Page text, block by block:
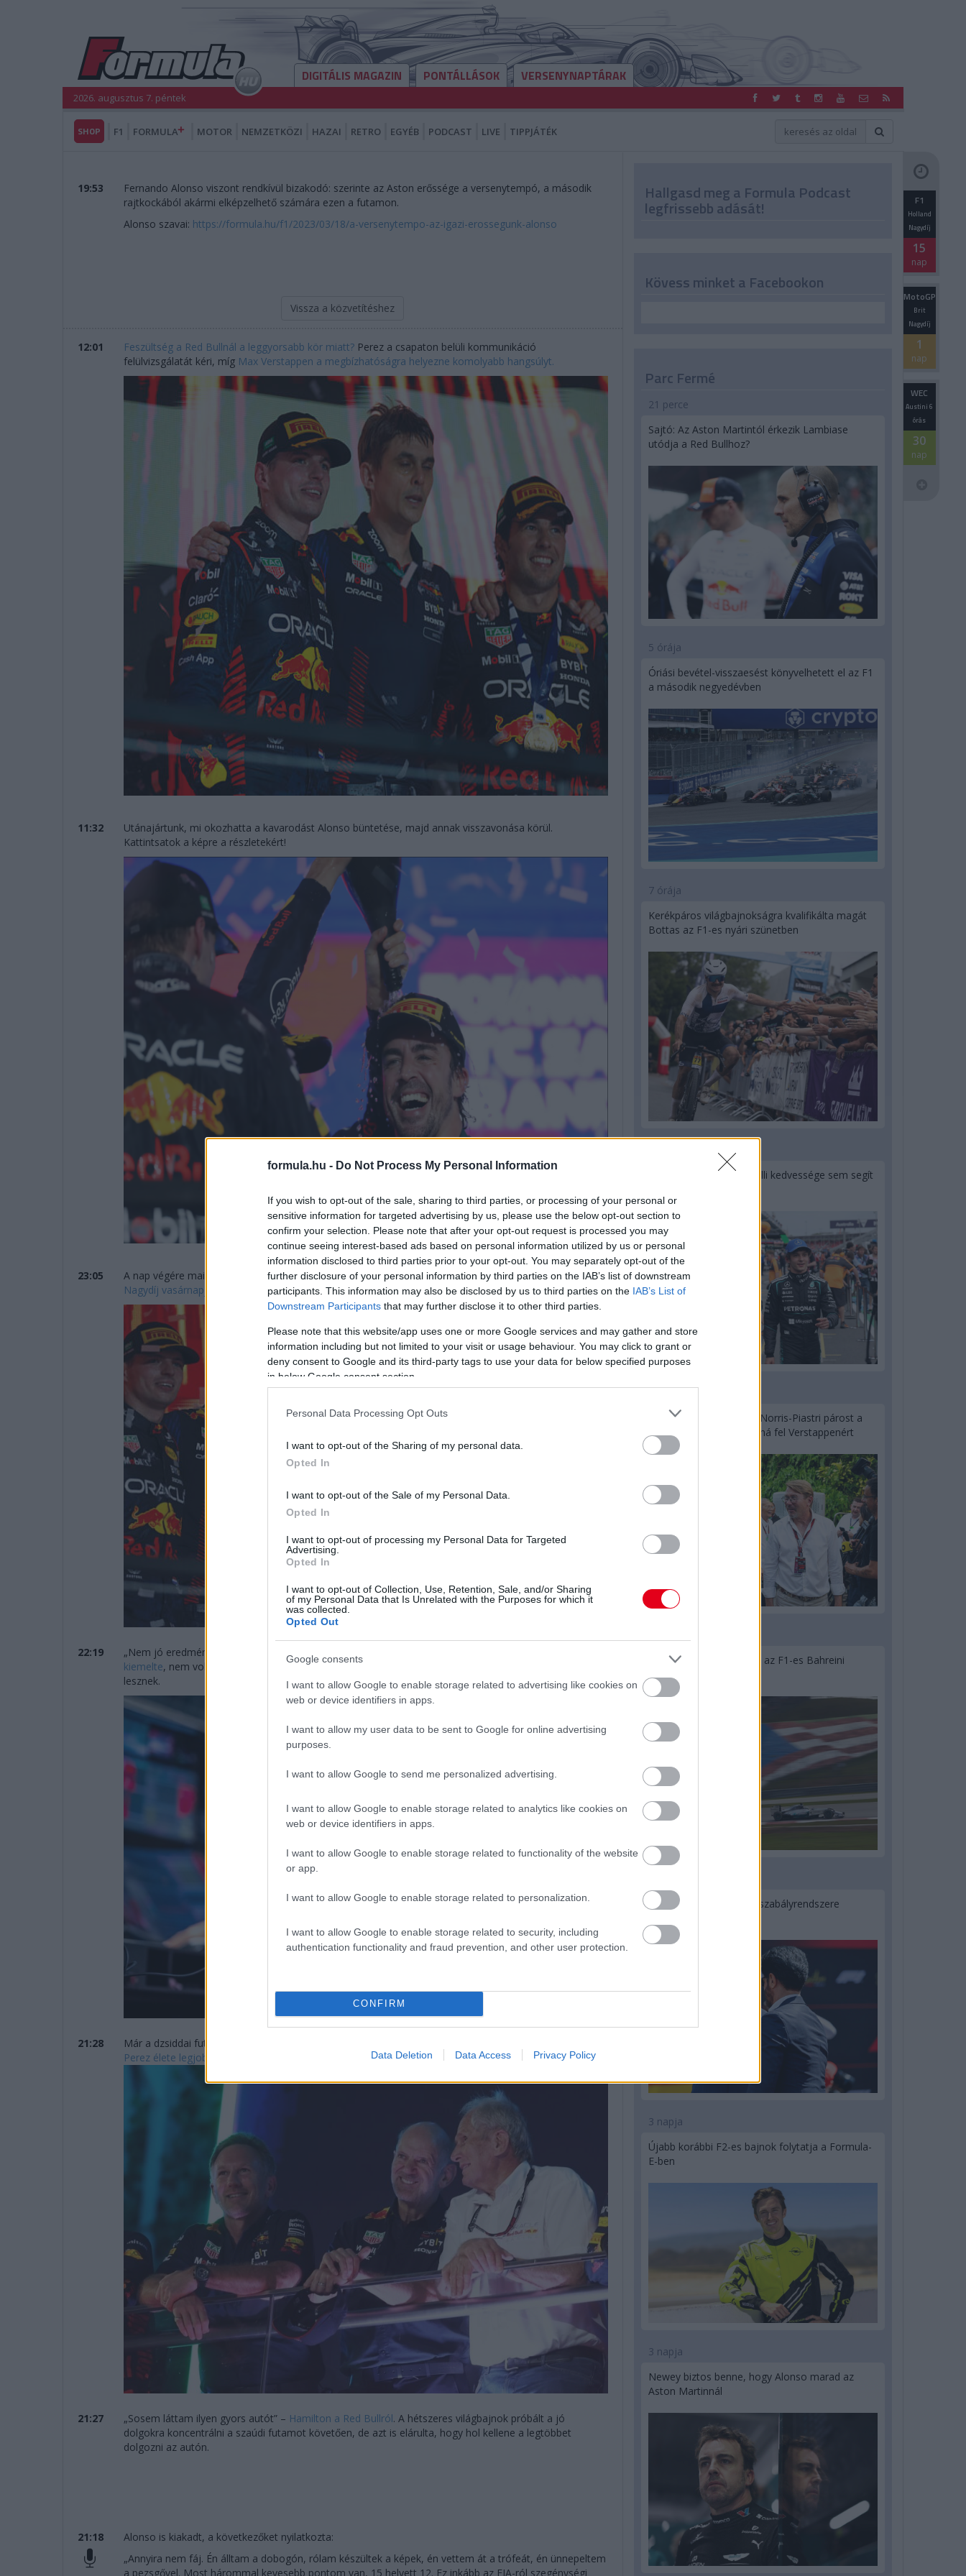
formula.hu - Do Not Process My Personal Information
If you wish to opt-out of the sale, sharing to third parties, or processing of your personal or
sensitive information for targeted advertising by us, please use the below opt-out section to
confirm your selection. Please note that after your opt-out request is processed you may
continue seeing interest-based ads based on personal information utilized by us or personal
information disclosed to third parties prior to your opt-out. You may separately opt-out of the
further disclosure of your personal information by third parties on the IAB’s list of downstream
participants. This information may also be disclosed by us to third parties on the IAB’s List of
Downstream Participants that may further disclose it to other third parties.
Please note that this website/app uses one or more Google services and may gather and store
information including but not limited to your visit or usage behaviour. You may click to grant or
deny consent to Google and its third-party tags to use your data for below specified purposes
in below Google consent section.
Personal Data Processing Opt Outs
I want to opt-out of the Sharing of my personal data.
Opted In
I want to opt-out of the Sale of my Personal Data.
Opted In
I want to opt-out of processing my Personal Data for Targeted
Advertising.
Opted In
I want to opt-out of Collection, Use, Retention, Sale, and/or Sharing
of my Personal Data that Is Unrelated with the Purposes for which it
was collected.
Opted Out
Google consents
I want to allow Google to enable storage related to advertising like cookies on
web or device identifiers in apps.
I want to allow my user data to be sent to Google for online advertising
purposes.
I want to allow Google to send me personalized advertising.
I want to allow Google to enable storage related to analytics like cookies on
web or device identifiers in apps.
I want to allow Google to enable storage related to functionality of the website
or app.
I want to allow Google to enable storage related to personalization.
I want to allow Google to enable storage related to security, including
authentication functionality and fraud prevention, and other user protection.
CONFIRM
Data Deletion Data Access Privacy Policy
DIGITÁLIS MAGAZIN PONTÁLLÁSOK VERSENYNAPTÁRAK
2026. augusztus 7. péntek
SHOP F1 FORMULA MOTOR NEMZETKÖZI HAZAI RETRO EGYÉB PODCAST LIVE TIPPJÁTÉK
19:53
Fernando Alonso viszont rendkívül bizakodó: szerinte az Aston erőssége a versenytempó, a második
rajtkockából akármi elképzelhető számára ezen a futamon.
Alonso szavai: https://formula.hu/f1/2023/03/18/a-versenytempo-az-igazi-erossegunk-alonso
Vissza a közvetítéshez
12:01 Feszültség a Red Bullnál a leggyorsabb kör miatt?Perez a csapaton belüli kommunikáció
felülvizsgálatát kéri, míg Max Verstappen a megbízhatóságra helyezne komolyabb hangsúlyt.
11:32
Utánajártunk, mi okozhatta a kavarodást Alonso büntetése, majd annak visszavonása körül.
Kattintsatok a képre a részletekért!
23:05 A nap végére mai hírösszefoglalónkat ajánljuk:itt megtaláljátok, mi minden történt a Szaúd-arábiai
Nagydíj vasárnapján!
22:19 „Nem jó eredmény” – összegezte tökéletesen a Ferrari szaúdi versenyét Vasseur.
kiemelte, nem volt meg a versenytempó, pedig azt hitték, az Aston Martin és Mercedes szintjén
lesznek.
21:28 Már a dzsiddai futam előtt tisztázták a Red Bullnál, hogy szabad a verseny a győzelemért –
Perez élete legjobbját futotta csapatfőnöke szerint.
21:27 „Sosem láttam ilyen gyors autót” – Hamilton a Red Bullról. A hétszeres világbajnok próbált a jó
dolgokra koncentrálni a szaúdi futamot követően, de azt is elárulta, hogy hol kellene a legtöbbet
dolgozni az autón.
21:18
Alonso is kiakadt, a következőket nyilatkozta:
„Annyira nem fáj. Én álltam a dobogón, rólam készültek a képek, én vettem át a trófeát, én ünnepeltem
a pezsgővel. Most hárommal kevesebb pontom van, 15 helyett 12. Ez inkább az FIA-ról szegénységi
Hallgasd meg a Formula Podcast
legfrissebb adását! F1
Holland
Nagydíj
15
nap
MotoGP
Brit
Nagydíj
1
nap
WEC
Austini 6
órás
30
nap
Kövess minket a Facebookon
Parc Fermé
21 perce
Sajtó: Az Aston Martintól érkezik Lambiase
utódja a Red Bullhoz?
5 órája
Óriási bevétel-visszaesést könyvelhetett el az F1
a második negyedévben
7 órája
Kerékpáros világbajnokságra kvalifikálta magát
Bottas az F1-es nyári szünetben
Montoya szerint Antonelli kedvessége sem segít
2 napja
Hakkinen megtartaná a Norris-Piastri párost a
McLarennél, nem borítaná fel Verstappenért
Megvan, mikor kezdődik az F1-es Bahreini
Nagydíj Malajziában
Ilyen lehet a jövő F1-es szabályrendszere
3 napja
Újabb korábbi F2-es bajnok folytatja a Formula-
E-ben
3 napja
Newey biztos benne, hogy Alonso marad az
Aston Martinnál